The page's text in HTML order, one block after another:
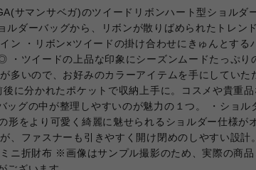
サマンサベガ)のツイードリボンハート型ショルダ
ルダーバッグから、リボンが散りばめられたトレン
ン ・リボン×ツイードの掛け合わせにきゅんとする
・ツイードの上品な印象にシーズンムードたっぷり
多いので、お好みのカラーアイテムを手にしていた
に分かれたポケットで収納上手に。コスメや貴重品
ッグの中が整理しやすいのが魅力の１つ。 ・ショル
形をより可愛く綺麗に魅せられるショルダー仕様が
、ファスナーも引きやすく開け閉めのしやすい設計
ニ折財布 ※画像はサンプル撮影のため、実際の商品